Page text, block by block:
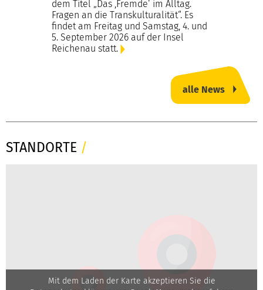
dem Titel „Das ,Fremde‘ im Alltag.
Fragen an die Transkulturalität“. Es
findet am Freitag und Samstag, 4. und
5. September 2026 auf der Insel
Reichenau statt.
alle News
STANDORTE /
Mit dem Laden der Karte akzeptieren Sie die